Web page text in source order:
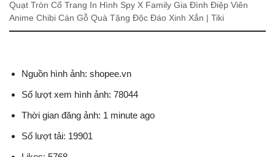
Quạt Tròn Cổ Trang In Hình Spy X Family Gia Đình Điệp Viên
Anime Chibi Cán Gỗ Quà Tặng Độc Đáo Xinh Xắn | Tiki
Nguồn hình ảnh: shopee.vn
Số lượt xem hình ảnh: 78044
Thời gian đăng ảnh: 1 minute ago
Số lượt tải: 19901